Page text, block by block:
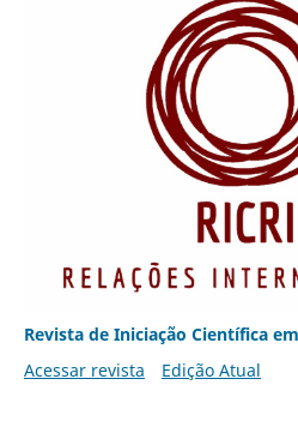
Revista de Iniciação Científica
Acessar revista
Edição Atual